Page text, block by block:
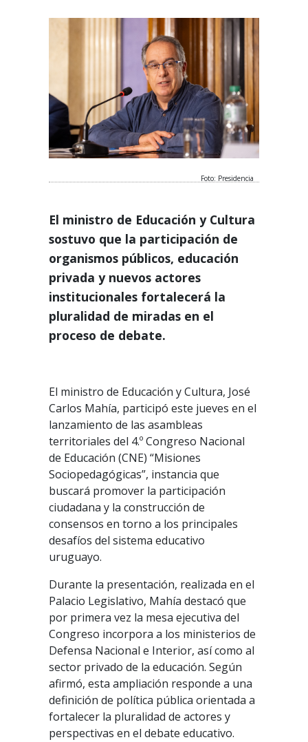
Foto: Presidencia
El ministro de Educación y Cultura
sostuvo que la participación de
organismos públicos, educación
privada y nuevos actores
institucionales fortalecerá la
pluralidad de miradas en el
proceso de debate.
El ministro de Educación y Cultura, José
Carlos Mahía, participó este jueves en el
lanzamiento de las asambleas
territoriales del 4.º Congreso Nacional
de Educación (CNE) “Misiones
Sociopedagógicas”, instancia que
buscará promover la participación
ciudadana y la construcción de
consensos en torno a los principales
desafíos del sistema educativo
uruguayo.
Durante la presentación, realizada en el
Palacio Legislativo, Mahía destacó que
por primera vez la mesa ejecutiva del
Congreso incorpora a los ministerios de
Defensa Nacional e Interior, así como al
sector privado de la educación. Según
afirmó, esta ampliación responde a una
definición de política pública orientada a
fortalecer la pluralidad de actores y
perspectivas en el debate educativo.